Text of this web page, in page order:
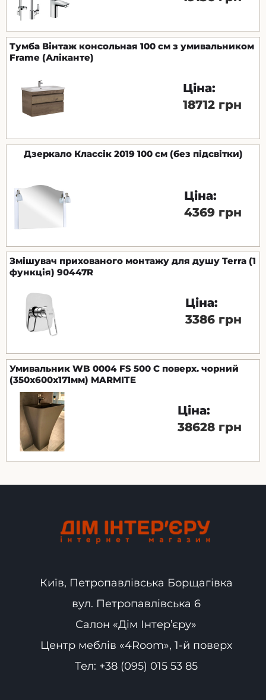
Тумба Вінтаж консольная 100 см з умивальником
Frame (Аліканте)
Ціна:
18712 грн
Дзеркало Классік 2019 100 см (без підсвітки)
Ціна:
4369 грн
Змішувач прихованого монтажу для душу Terra (1
функція) 90447R
Ціна:
3386 грн
Умивальник WB 0004 FS 500 C поверх. чорний
(350х600х171мм) MARMITE
Ціна:
38628 грн
Київ, Петропавлівська Борщагівка
вул. Петропавлівська 6
Салон «Дім Інтер’єру»
Центр меблів «4Room», 1-й поверх
Тел: +38 (095) 015 53 85